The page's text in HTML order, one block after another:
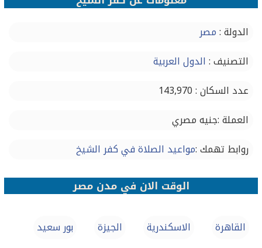
الدولة :مصر
التصنيف : الدول العربية
عدد السكان : 143,970
العملة :جنيه مصري
روابط تهمك :مواعيد الصلاة في كفر الشيخ
الوقت الان في مدن مصر
القاهرة الاسكندرية الجيزة بور سعيد